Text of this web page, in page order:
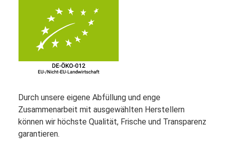
Durch unsere eigene Abfüllung und enge
Zusammenarbeit mit ausgewählten Herstellern
können wir höchste Qualität, Frische und Transparenz
garantieren.